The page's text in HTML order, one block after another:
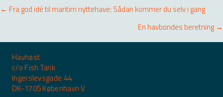
Posts
← Fra god idé til maritim nyttehave: Sådan kommer du selv i gang
En havbondes beretning →
Havhøst
c/o Fish Tank
Ingerslevsgade 44
DK-1705 København V